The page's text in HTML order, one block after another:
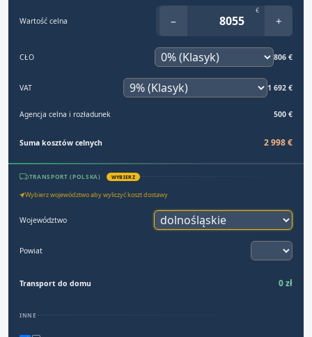
Wartość celna −
€
+
CŁO 806 €
VAT 1 692 €
Agencja celna i rozładunek 500 €
Suma kosztów celnych 2 998 €
TRANSPORT (POLSKA) WYBIERZ
Wybierz województwo aby wyliczyć koszt dostawy
Województwo
Powiat
Transport do domu 0 zł
INNE